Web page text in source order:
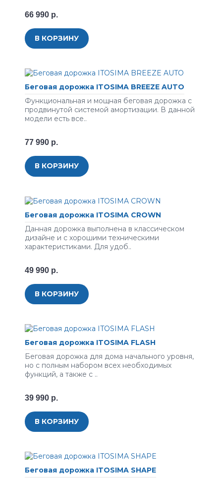
66 990 р.
В КОРЗИНУ
Беговая дорожка ITOSIMA BREEZE AUTO
Функциональная и мощная беговая дорожка с
продвинутой системой амортизации. В данной
модели есть все..
77 990 р.
В КОРЗИНУ
Беговая дорожка ITOSIMA CROWN
Данная дорожка выполнена в классическом
дизайне и с хорошими техническими
характеристиками. Для удоб..
49 990 р.
В КОРЗИНУ
Беговая дорожка ITOSIMA FLASH
Беговая дорожка для дома начального уровня,
но с полным набором всех необходимых
функций, а также с ..
39 990 р.
В КОРЗИНУ
Беговая дорожка ITOSIMA SHAPE